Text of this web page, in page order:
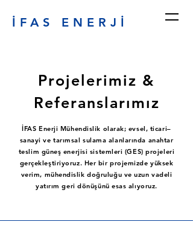
İFAS ENERJİ
Projelerimiz &
Referanslarımız
İFAS Enerji Mühendislik olarak; evsel, ticari–
sanayi ve tarımsal sulama alanlarında anahtar
teslim güneş enerjisi sistemleri (GES) projeleri
gerçekleştiriyoruz. Her bir projemizde yüksek
verim, mühendislik doğruluğu ve uzun vadeli
yatırım geri dönüşünü esas alıyoruz.